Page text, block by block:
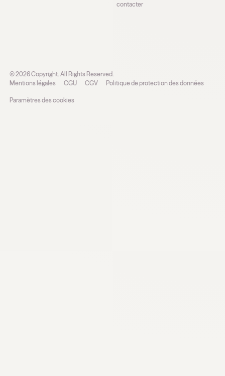
contacter
©2026Copyright. All Rights Reserved.
Mentions légales
CGU CGV Politique de protection des données
Paramètres des cookies